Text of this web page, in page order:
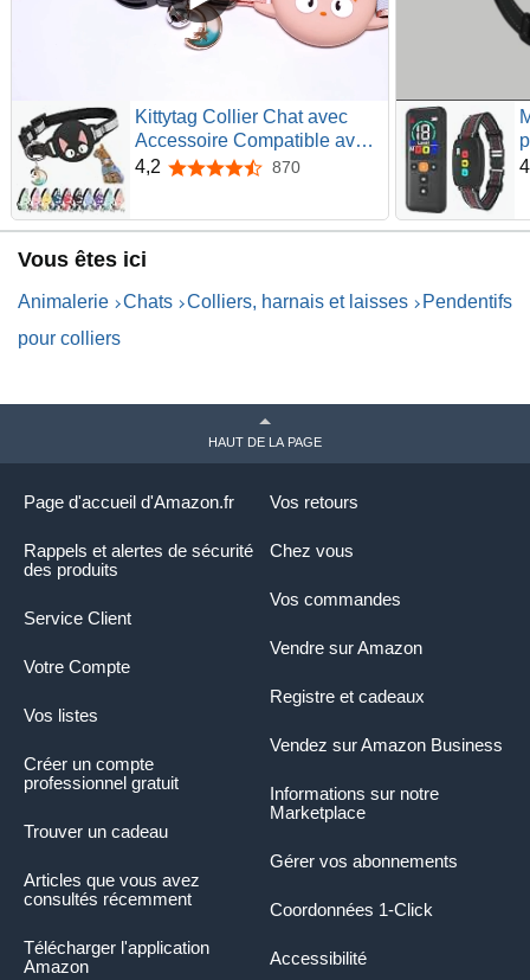
Kittytag Collier Chat avec
Accessoire Compatible avec
Airtag Apple,Réfléchissant et
étranglement,Réglable,GPS
Airtag Non Inclus !
4,2 4,2 sur 5 étoiles
870
Vous êtes ici
Animalerie Chats Colliers, harnais et laisses
Pendentifs
pour colliers
HAUT DE LA PAGE
Vos retours
Chez vous
Vos commandes
Vendre sur Amazon
Registre et cadeaux
Vendez sur Amazon Business
Informations sur notre
Marketplace
Gérer vos abonnements
Coordonnées 1-Click
Accessibilité
Page d'accueil d'Amazon.fr
Rappels et alertes de sécurité
des produits
Service Client
Votre Compte
Vos listes
Créer un compte
professionnel gratuit
Trouver un cadeau
Articles que vous avez
consultés récemment
Télécharger l'application
Amazon